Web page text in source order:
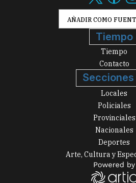
AÑADIR COMO
Tiempo
Tiempo
Contacto
Secciones
Locales
Policiales
Provinciales
Nacionales
Deportes
Arte, Cultura y